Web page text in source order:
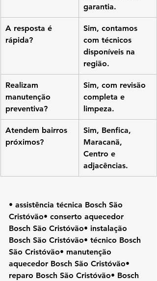
garantia.
A resposta é
rápida?
Sim, contamos
com técnicos
disponíveis na
região.
Realizam
manutenção
preventiva?
Sim, com revisão
completa e
limpeza.
Atendem bairros
próximos?
Sim, Benfica,
Maracanã,
Centro e
adjacências.
• assistência técnica Bosch São
Cristóvão• conserto aquecedor
Bosch São Cristóvão• instalação
Bosch São Cristóvão• técnico Bosch
São Cristóvão• manutenção
aquecedor Bosch São Cristóvão•
reparo Bosch São Cristóvão• Bosch